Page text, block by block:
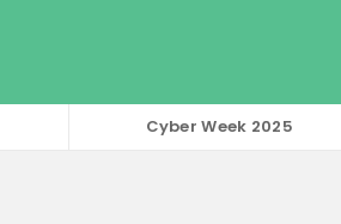
Cyber Week 2025